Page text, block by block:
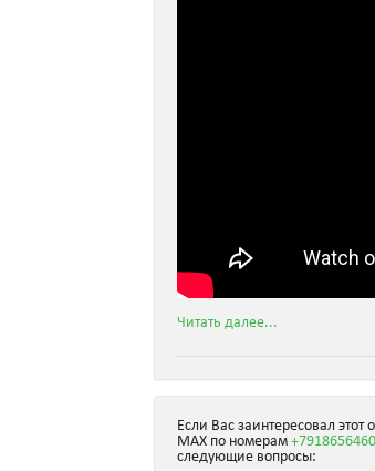
Читать далее...
Если Вас заинтересовал
MAX по номерам
следующие вопросы: